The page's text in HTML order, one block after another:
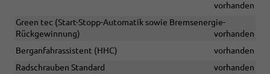
vorhanden
Green tec (Start-Stopp-Automatik sowie Bremsenergie-
Rückgewinnung)
vorhanden
Berganfahrassistent (HHC)
vorhanden
Radschrauben Standard
vorhanden